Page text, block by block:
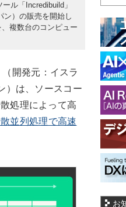
ル「Incredibuild」
ン）の販売を開始し
複数台のコンピュー
開発元：イスラ
）は、ソースコー
処理によって高
並列処理で高速
お